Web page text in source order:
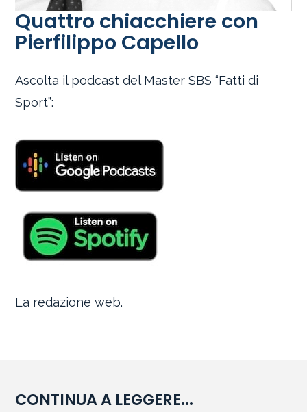
Quattro chiacchiere con
Pierfilippo Capello
Ascolta il podcast del Master SBS “Fatti di
Sport”:
La redazione web.
CONTINUA A LEGGERE...